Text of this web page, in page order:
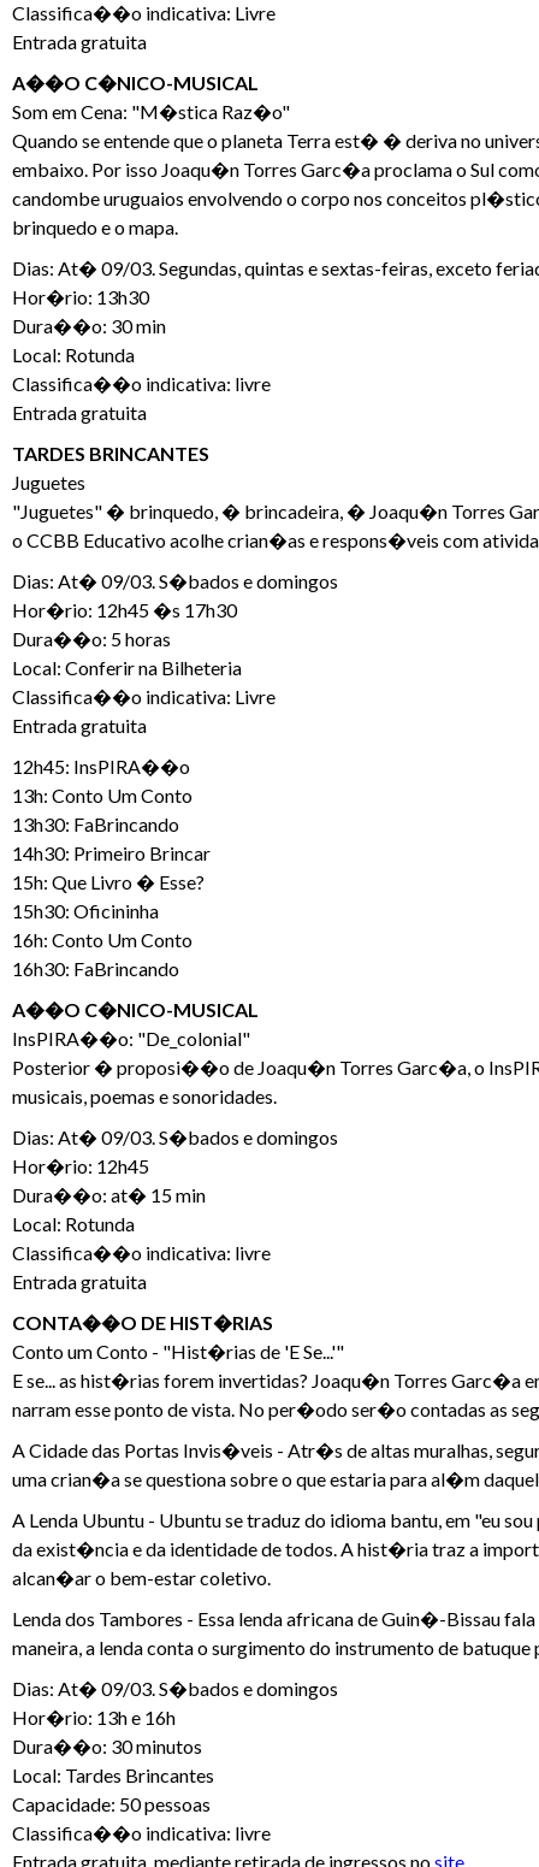
Classifica��o indicativa: Livre
Entrada gratuita
A��O C�NICO-MUSICAL
Som em Cena: "M�stica Raz�o"
Quando se entende que o planeta Terra est� � deriva no
embaixo. Por isso Joaqu�n Torres Garc�a proclama o Sul
candombe uruguaios envolvendo o corpo nos conceitos
brinquedo e o mapa.
Dias: At� 09/03. Segundas, quintas e sextas-feiras, exceto
Hor�rio: 13h30
Dura��o: 30 min
Local: Rotunda
Classifica��o indicativa: livre
Entrada gratuita
TARDES BRINCANTES
Juguetes
"Juguetes" � brinquedo, � brincadeira, � Joaqu�n Torres
o CCBB Educativo acolhe crian�as e respons�veis com
Dias: At� 09/03. S�bados e domingos
Hor�rio: 12h45 �s 17h30
Dura��o: 5 horas
Local: Conferir na Bilheteria
Classifica��o indicativa: Livre
Entrada gratuita
12h45: InsPIRA��o
13h: Conto Um Conto
13h30: FaBrincando
14h30: Primeiro Brincar
15h: Que Livro � Esse?
15h30: Oficininha
16h: Conto Um Conto
16h30: FaBrincando
A��O C�NICO-MUSICAL
InsPIRA��o: "De_colonial"
Posterior � proposi��o de Joaqu�n Torres Garc�a, o
musicais, poemas e sonoridades.
Dias: At� 09/03. S�bados e domingos
Hor�rio: 12h45
Dura��o: at� 15 min
Local: Rotunda
Classifica��o indicativa: livre
Entrada gratuita
CONTA��O DE HIST�RIAS
Conto um Conto - "Hist�rias de 'E Se...'"
E se... as hist�rias forem invertidas? Joaqu�n Torres Garc�a
narram esse ponto de vista. No per�odo ser�o contadas as
A Cidade das Portas Invis�veis - Atr�s de altas muralhas,
uma crian�a se questiona sobre o que estaria para al�m
A Lenda Ubuntu - Ubuntu se traduz do idioma bantu, em "eu
da exist�ncia e da identidade de todos. A hist�ria traz a
alcan�ar o bem-estar coletivo.
Lenda dos Tambores - Essa lenda africana de Guin�-Bissau
maneira, a lenda conta o surgimento do instrumento de
Dias: At� 09/03. S�bados e domingos
Hor�rio: 13h e 16h
Dura��o: 30 minutos
Local: Tardes Brincantes
Capacidade: 50 pessoas
Classifica��o indicativa: livre
Entrada gratuita, mediante retirada de ingressos nosite